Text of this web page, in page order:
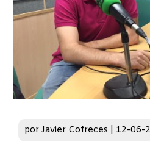
porJavier Cofreces 12-06-